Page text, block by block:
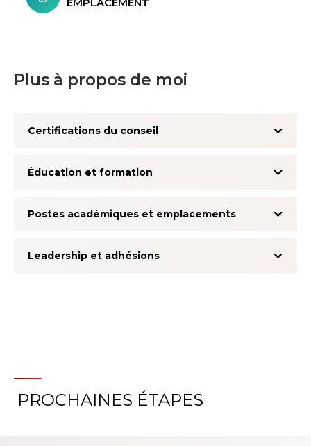
Plus à propos de moi
Certifications du conseil
Éducation et formation
Postes académiques et emplacements
Leadership et adhésions
À propos du système
PROCHAINES ÉTAPES